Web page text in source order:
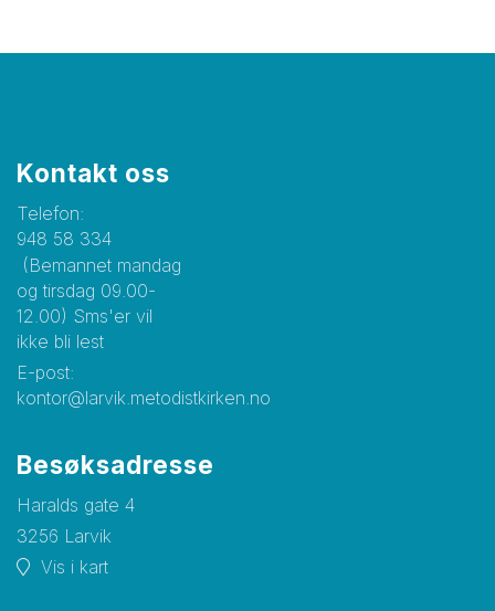
Kontakt oss
Telefon:
948 58 334
(Bemannet mandag
og tirsdag 09.00-
12.00) Sms'er vil
ikke bli lest
E-post:
kontor@larvik.metodistkirken.no
Besøksadresse
Haralds gate 4
3256 Larvik
Vis i kart